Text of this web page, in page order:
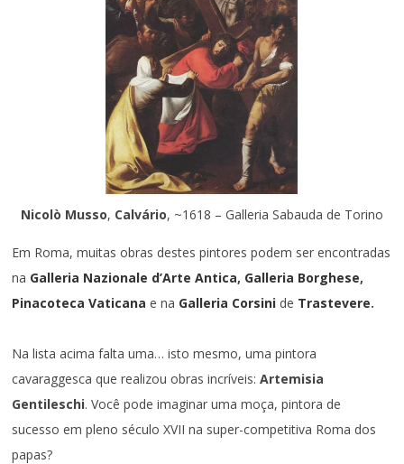
Nicolò Musso, Calvário, ~1618 – Galleria Sabauda de Torino
Em Roma, muitas obras destes pintores podem ser encontradas
na Galleria Nazionale d’Arte Antica, Galleria Borghese,
Pinacoteca Vaticana e na Galleria Corsini de Trastevere.
Na lista acima falta uma… isto mesmo, uma pintora
cavaraggesca que realizou obras incríveis:Artemisia
Gentileschi. Você pode imaginar uma moça, pintora de
sucesso em pleno século XVII na super-competitiva Roma dos
papas?